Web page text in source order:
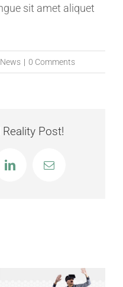
sit amet aliquet
News | 0 Comments
Post!
LinkedInEmail